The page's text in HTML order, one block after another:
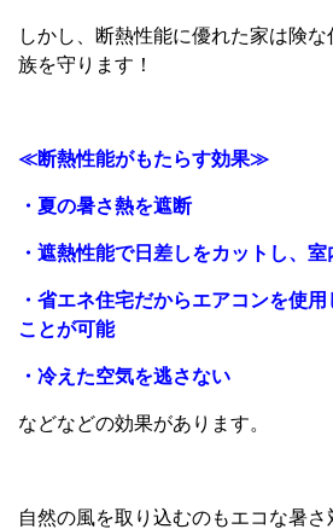
しかし、断熱性能に優れた家は険
族を守ります！
≪断熱性能がもたらす効果≫
・夏の暑さ熱を遮断
・遮熱性能で日差しをカットし、
・省エネ住宅だからエアコンを使
ことが可能
・冷えた空気を逃さない
などなどの効果があります。
自然の風を取り込むのもエコな暑